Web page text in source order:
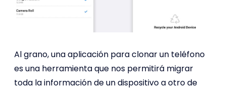
Al grano, una aplicación para clonar un teléfono
es una herramienta que nos permitirá migrar
toda la información de un dispositivo a otro de